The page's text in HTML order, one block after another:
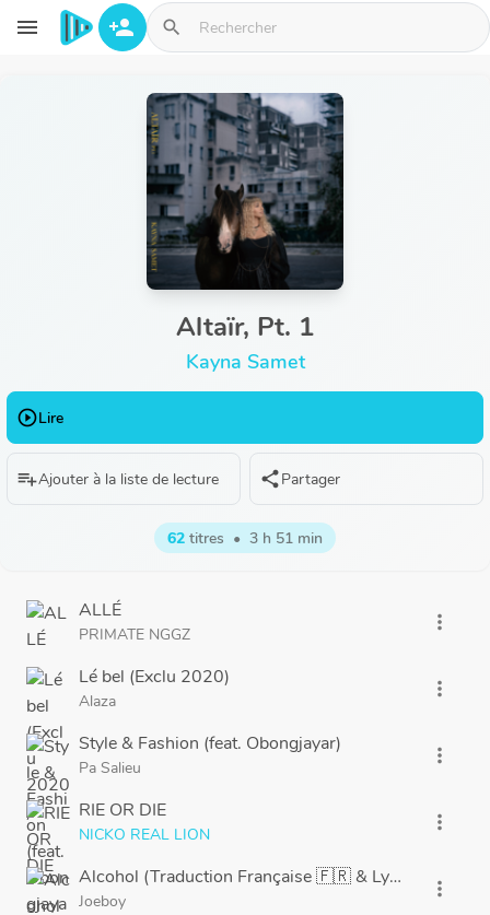
Aller au contenu principal
menu person_add search
Altaïr, Pt. 1
Kayna Samet
play_circle_outlineLire
playlist_addAjouter à la liste de lecture sharePartager
62 titres • 3 h 51 min
ALLÉ
PRIMATE NGGZ
more_vert
Lé bel (Exclu 2020)
Alaza
more_vert
Style & Fashion (feat. Obongjayar)
Pa Salieu
more_vert
RIE OR DIE
NICKO REAL LION
more_vert
Alcohol (Traduction Française 🇫🇷 & Lyrics) Tiktok
Joeboy
more_vert